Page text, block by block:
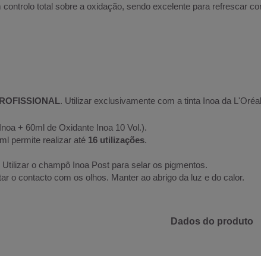
total sobre a oxidação, sendo excelente para refrescar
. Utilizar exclusivamente com a tinta Inoa da
+ 60ml de Oxidante Inoa 10 Vol.).
permite realizar até 16 utilizações.
o champô Inoa Post para selar os pigmentos.
o contacto com os olhos. Manter ao abrigo da luz e do calor.
Dados do produto